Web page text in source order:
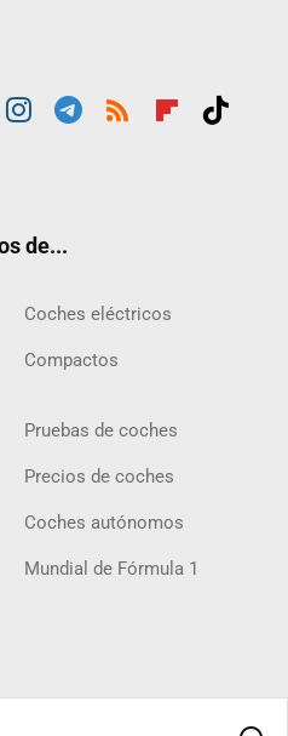
de...
Coches eléctricos
Compactos
Pruebas de coches
Precios de coches
Coches autónomos
Mundial de Fórmula 1